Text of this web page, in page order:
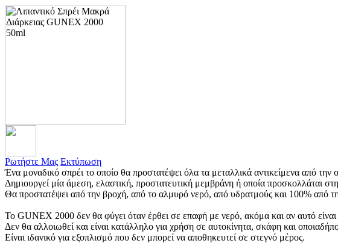
Ρωτήστε Μας Εκτύπωση
Ένα μοναδικό σπρέι το οποίο θα προστατέψει όλα τα μεταλλικά αντικείμενα από την
Δημιουργεί μία άμεση, ελαστική, προστατευτική μεμβράνη ή οποία προσκολλάται
Θα προστατέψει από την βροχή, από το αλμυρό νερό, από υδρατμούς και 100% από
To GUNEX 2000 δεν θα φύγει όταν έρθει σε επαφή με νερό, ακόμα και αν αυτό
Δεν θα αλλοιωθεί και είναι κατάλληλο για χρήση σε αυτοκίνητα, σκάφη και
Είναι ιδανικό για εξοπλισμό που δεν μπορεί να αποθηκευτεί σε στεγνό μέρος.